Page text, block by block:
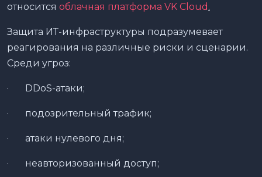
относится облачная платформа VK Cloud .
Защита ИТ-инфраструктуры подразумевает
реагирования на различные риски и сценарии.
Среди угроз:
· DDoS-атаки;
· подозрительный трафик;
· атаки нулевого дня;
· неавторизованный доступ;